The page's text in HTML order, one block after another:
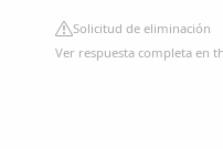
Solicitud de eliminación
Ver respuesta completa en